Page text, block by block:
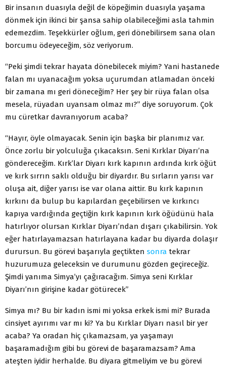
Bir insanın duasıyla değil de köpeğimin duasıyla yaşama
dönmek için ikinci bir şansa sahip olabileceğimi asla tahmin
edemezdim. Teşekkürler oğlum, geri dönebilirsem sana olan
borcumu ödeyeceğim, söz veriyorum.
“Peki şimdi tekrar hayata dönebilecek miyim? Yani hastanede
falan mı uyanacağım yoksa uçurumdan atlamadan önceki
bir zamana mı geri döneceğim? Her şey bir rüya falan olsa
mesela, rüyadan uyansam olmaz mı?” diye soruyorum. Çok
mu cüretkar davranıyorum acaba?
“Hayır, öyle olmayacak. Senin için başka bir planımız var.
Önce zorlu bir yolculuğa çıkacaksın. Seni Kırklar Diyarı’na
göndereceğim. Kırk’lar Diyarı kırk kapının ardında kırk öğüt
ve kırk sırrın saklı olduğu bir diyardır. Bu sırların yarısı var
oluşa ait, diğer yarısı ise var olana aittir. Bu kırk kapının
kırkını da bulup bu kapılardan geçebilirsen ve kırkıncı
kapıya vardığında geçtiğin kırk kapının kırk öğüdünü hala
hatırlıyor olursan Kırklar Diyarı’ndan dışarı çıkabilirsin. Yok
eğer hatırlayamazsan hatırlayana kadar bu diyarda dolaşır
durursun. Bu görevi başarıyla geçtikten sonra tekrar
huzurumuza geleceksin ve durumunu gözden geçireceğiz.
Şimdi yanıma Simya’yı çağıracağım. Simya seni Kırklar
Diyarı’nın girişine kadar götürecek”
Simya mı? Bu bir kadın ismi mi yoksa erkek ismi mi? Burada
cinsiyet ayırımı var mı ki? Ya bu Kırklar Diyarı nasıl bir yer
acaba? Ya oradan hiç çıkamazsam, ya yaşamayı
başaramadığım gibi bu görevi de başaramazsam? Ama
ateşten iyidir herhalde. Bu diyara gitmeliyim ve bu görevi